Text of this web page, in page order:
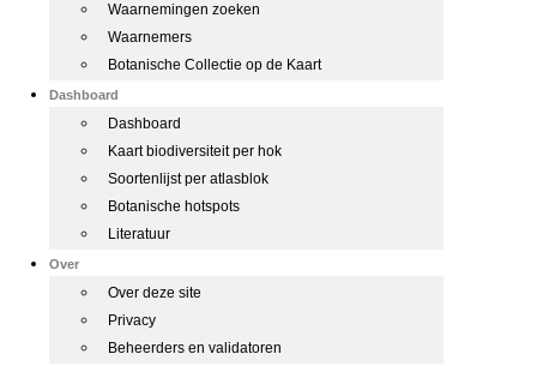
Waarnemingen zoeken
Waarnemers
Botanische Collectie op de Kaart
Dashboard
Dashboard
Kaart biodiversiteit per hok
Soortenlijst per atlasblok
Botanische hotspots
Literatuur
Over
Over deze site
Privacy
Beheerders en validatoren